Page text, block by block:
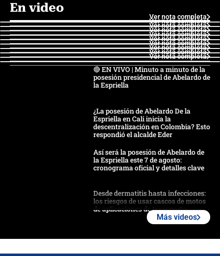
En video
Ver nota completa
Ver nota completa
Ver nota completa
Ver nota completa
Ver nota completa
Ver nota completa
Ver nota completa
Ver nota completa
Ver nota completa
Ver nota completa
🔴 EN VIVO | Minuto a minuto de la
posesión presidencial de Abelardo de
la Espriella
¿La posesión de Abelardo De la
Espriella en Cali inicia la
descentralización en Colombia? Esto
respondió el alcalde Eder
Así será la posesión de Abelardo de
la Espriella este 7 de agosto:
cronograma oficial y detalles clave
Desde dermatitis hasta infecciones:
los riesgos de usar cascos de motos
de aplicaciones de transporte
Más videos